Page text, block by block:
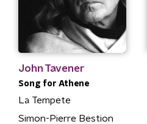
John Tavener
Song for Athene
La Tempete
Simon-Pierre Bestion